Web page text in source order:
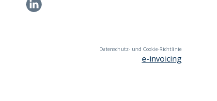
Li
Datenschutz- und Cookie-Richtlinie
e-invoicing